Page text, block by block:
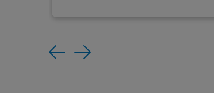
Previous
Next